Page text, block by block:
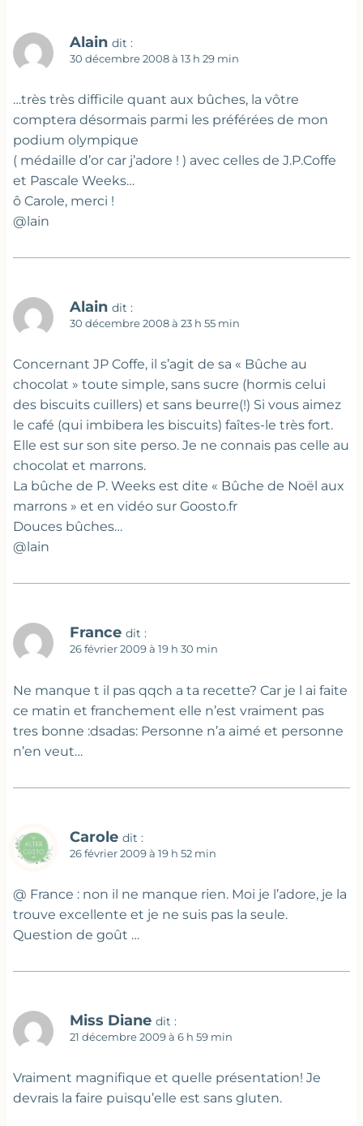
Alain dit :
30 décembre 2008 à 13 h 29 min
…très très difficile quant aux bûches, la vôtre
comptera désormais parmi les préférées de mon
podium olympique
( médaille d’or car j’adore ! ) avec celles de J.P.Coffe
et Pascale Weeks…
ô Carole, merci !
@lain
Alain dit :
30 décembre 2008 à 23 h 55 min
Concernant JP Coffe, il s’agit de sa « Bûche au
chocolat » toute simple, sans sucre (hormis celui
des biscuits cuillers) et sans beurre(!) Si vous aimez
le café (qui imbibera les biscuits) faîtes-le très fort.
Elle est sur son site perso. Je ne connais pas celle au
chocolat et marrons.
La bûche de P. Weeks est dite « Bûche de Noël aux
marrons » et en vidéo sur Goosto.fr
Douces bûches…
@lain
France dit :
26 février 2009 à 19 h 30 min
Ne manque t il pas qqch a ta recette? Car je l ai faite
ce matin et franchement elle n’est vraiment pas
tres bonne :dsadas: Personne n’a aimé et personne
n’en veut…
Carole dit :
26 février 2009 à 19 h 52 min
@ France : non il ne manque rien. Moi je l’adore, je la
trouve excellente et je ne suis pas la seule.
Question de goût …
Miss Diane dit :
21 décembre 2009 à 6 h 59 min
Vraiment magnifique et quelle présentation! Je
devrais la faire puisqu’elle est sans gluten.